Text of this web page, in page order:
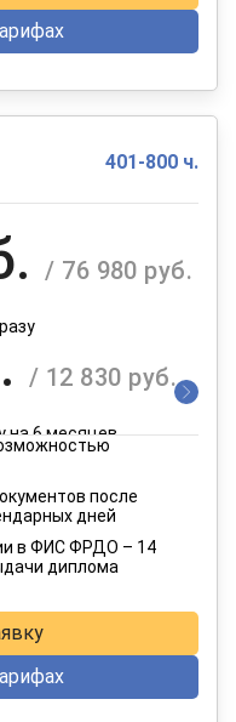
401-800 ч.
/ 76 980 руб.
/ 12 830 руб.
на 6 месяцев
на 12 месяцев
после
дней
в ФИС ФРДО – 14
диплома